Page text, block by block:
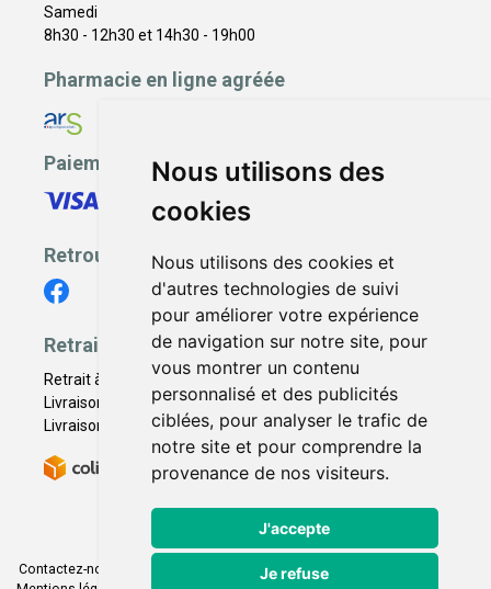
Nous utilisons des
cookies
Nous utilisons des cookies et
d'autres technologies de suivi
pour améliorer votre expérience
de navigation sur notre site, pour
vous montrer un contenu
personnalisé et des publicités
ciblées, pour analyser le trafic de
notre site et pour comprendre la
provenance de nos visiteurs.
J'accepte
Je refuse
Samedi
8h30 - 12h30 et 14h30 - 19h00
Pharmacie en ligne agréée
Paiement sécurisé
Retrouvez-nous
Retrait - Livraison
Retrait à la pharmacie - Click & Collect
Livraison en Point Relais
Livraison à domicile
Contactez-nous | Déclarer un effet indésirable